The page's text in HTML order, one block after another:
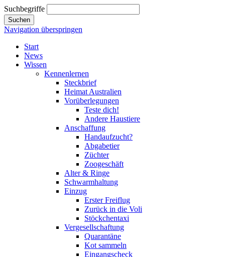
Suchbegriffe
Suchen
Navigation überspringen
Start
News
Wissen
Kennenlernen
Steckbrief
Heimat Australien
Vorüberlegungen
Teste dich!
Andere Haustiere
Anschaffung
Handaufzucht?
Abgabetier
Züchter
Zoogeschäft
Alter & Ringe
Schwarmhaltung
Einzug
Erster Freiflug
Zurück in die Voli
Stöckchentaxi
Vergesellschaftung
Quarantäne
Kot sammeln
Eingangscheck